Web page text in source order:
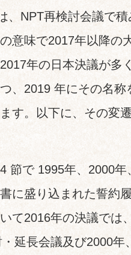
、NPT再検討会議で
意味で2017年以降の
年の日本決議が多
、2019 年にその名
す。以下に、その変
節で 1995年、2000
に盛り込まれた誓約
て2016年の決議では
延長会議及び2000年